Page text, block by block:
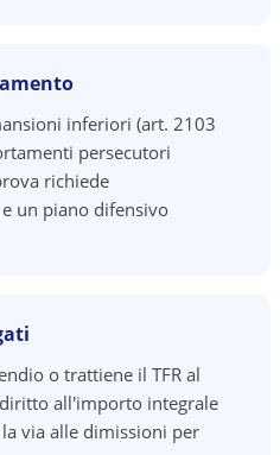
inferiori (art. 2103
persecutori
richiede
un piano difensivo
o trattiene il TFR al
all'importo integrale
via alle dimissioni per